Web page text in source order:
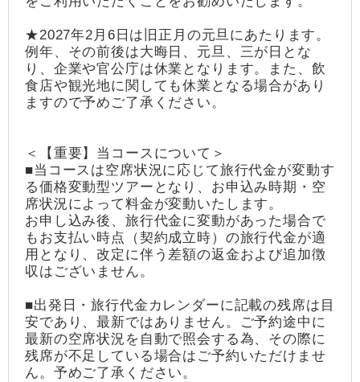
★2027年2月6日は旧正月の元旦にあたります。
例年、その前後は大晦日、元旦、三が日とな
り、企業や官公庁は休業となります。また、飲
食店や観光地に関しても休業となる場合があり
ますので予めご了承ください。
＜【重要】当コースについて＞
■当コースは空席状況に応じて旅行代金が変動す
る価格変動型ツアーとなり、お申込み時期・空
席状況によって料金が変動いたします。
お申し込み後、旅行代金に変動があった場合で
もお支払い時点（契約成立時）の旅行代金が適
用となり、改定に伴う差額の返金および追加徴
収はございません。
■出発日・旅行代金カレンダーに記載の残席は目
安であり、最新ではありません。ご予約途中に
最新の空席状況を自動で照会する為、その際に
残席が不足している場合はご予約いただけませ
ん。予めご了承ください。